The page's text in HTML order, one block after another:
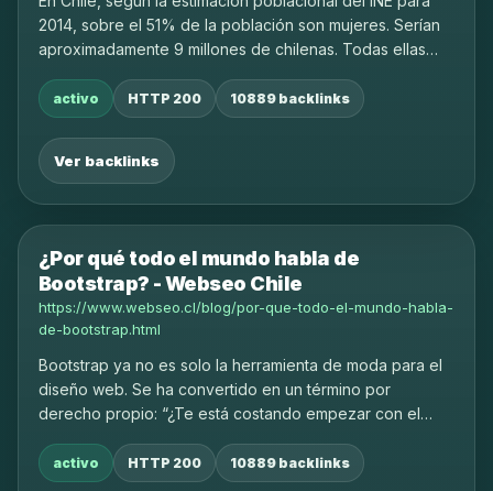
2014, sobre el 51% de la población son mujeres. Serían
aproximadamente 9 millones de chilenas. Todas ellas
activo HTTP 200 10889 backlinks
Ver backlinks
¿Por qué todo el mundo habla de
Bootstrap? - Webseo Chile
https://www.webseo.cl/blog/por-que-todo-el-mundo-habla-
de-bootstrap.html
Bootstrap ya no es solo la herramienta de moda para el
diseño web. Se ha convertido en un término por
derecho propio: “¿Te está costando empezar con el
activo HTTP 200 10889 backlinks